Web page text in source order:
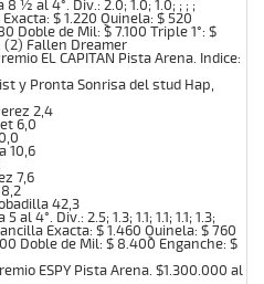
½ al 4°. Div.: 2.0; 1.0; 1.0; ; ; ;
$ 1.220 Quinela: $ 520
Doble de Mil: $ 7.100 Triple 1°: $
(2) Fallen Dreamer
EL CAPITAN Pista Arena. Indice:
y Pronta Sonrisa del stud Hap,
2,4
6,0
10,6
7,6
42,3
4°. Div.: 2.5; 1.3; 1.1; 1.1; 1.1; 1.3;
Exacta: $ 1.460 Quinela: $ 760
Doble de Mil: $ 8.400 Enganche: $
ESPY Pista Arena. $1.300.000 al